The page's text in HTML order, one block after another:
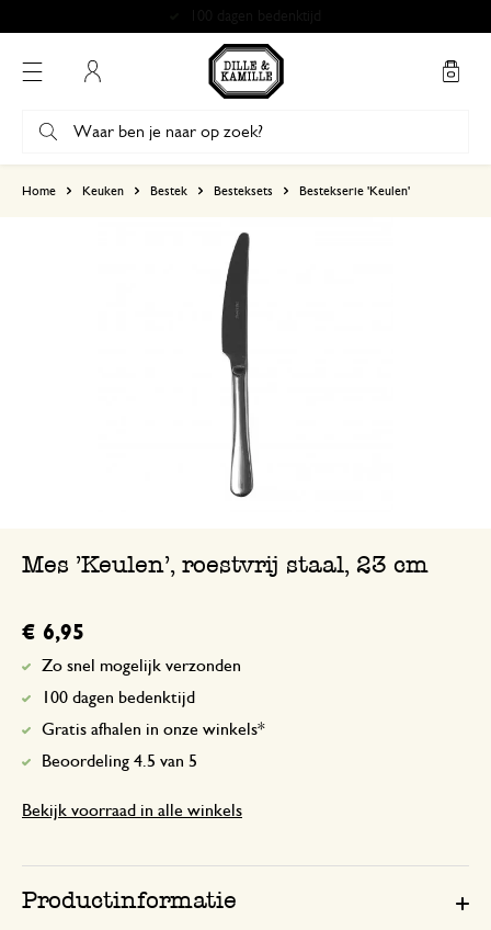
Home Keuken Bestek Besteksets Bestekserie 'Keulen'
Mes 'Keulen', roestvrij staal, 23 cm
€ 6,95
Zo snel mogelijk verzonden
100 dagen bedenktijd
Gratis afhalen in onze winkels*
Beoordeling 4.5 van 5
Bekijk voorraad in alle winkels
Productinformatie
31 augustus 2024
Enkel een score, geen toelichting